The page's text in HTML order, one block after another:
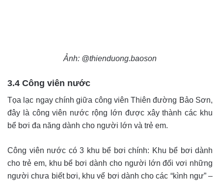
Ảnh: @thienduong.baoson
3.4 Công viên nước
Tọa lạc ngay chính giữa công viên Thiên đường Bảo Sơn,
đây là công viên nước rộng lớn được xây thành các khu
bể bơi đa năng dành cho người lớn và trẻ em.
Công viên nước có 3 khu bể bơi chính: Khu bể bơi dành
cho trẻ em, khu bể bơi dành cho người lớn đối vơi những
người chưa biết bơi, khu vể bơi dành cho các “kình ngư” –